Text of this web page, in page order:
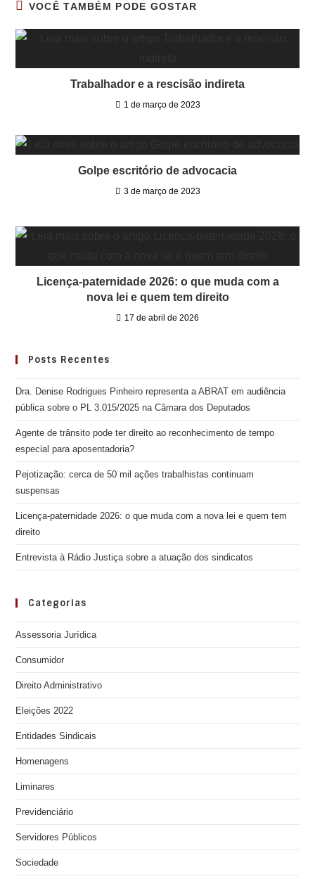
VOCÊ TAMBÉM PODE GOSTAR
Trabalhador e a rescisão indireta
1 de março de 2023
Golpe escritório de advocacia
3 de março de 2023
Licença-paternidade 2026: o que muda com a
nova lei e quem tem direito
17 de abril de 2026
Posts Recentes
Dra. Denise Rodrigues Pinheiro representa a ABRAT em audiência
pública sobre o PL 3.015/2025 na Câmara dos Deputados
Agente de trânsito pode ter direito ao reconhecimento de tempo
especial para aposentadoria?
Pejotização: cerca de 50 mil ações trabalhistas continuam
suspensas
Licença-paternidade 2026: o que muda com a nova lei e quem tem
direito
Entrevista à Rádio Justiça sobre a atuação dos sindicatos
Categorias
Assessoria Jurídica
Consumidor
Direito Administrativo
Eleições 2022
Entidades Sindicais
Homenagens
Liminares
Previdenciário
Servidores Públicos
Sociedade